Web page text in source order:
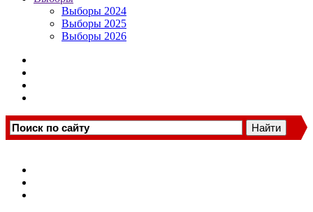
Выборы 2024
Выборы 2025
Выборы 2026